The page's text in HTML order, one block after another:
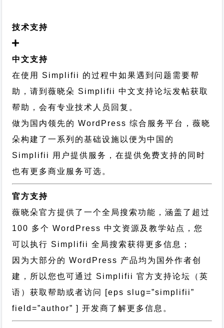
技术支持
中文支持
在使用 Simplifii 的过程中如果遇到问题需要帮
助，请到薇晓朵 Simplifii 中文支持论坛发帖获取
帮助，会有专业技术人员回复。
做为国内领先的 WordPress 综合服务平台，薇晓
朵构建了一系列的基础设施以便为中国的
Simplifii 用户提供服务，在提供免费支持的同时
也有更多商业服务可选。
官方支持
薇晓朵官方提供了一个全局搜索功能，涵盖了超过
100 多个 WordPress 中文资源及教学站点，您
可以执行 Simplifii 全局搜索获得更多信息；
因为大部分的 WordPress 产品均为国外作者创
建，所以您也可通过 Simplifii 官方支持论坛
（英
语）获取帮助或者访问 [eps slug=”simplifii”
field=”author” ] 开发商了解更多信息。